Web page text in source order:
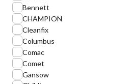
Bennett
CHAMPION
Cleanfix
Columbus
Comac
Comet
Gansow